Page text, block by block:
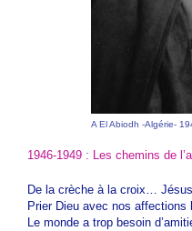
A El Abiodh -Algérie-
1946-1949 : Les chemins de
De la crèche à la croix…
Prier Dieu avec nos affections
Le monde a trop besoin